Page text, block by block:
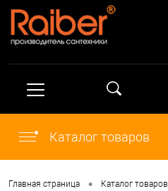
Каталог товаров
Главная страница • Каталог товаров